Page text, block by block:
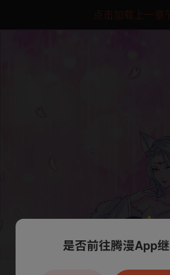
点击加载上一章
本章节仅支持App阅读，可
是否前往腾漫App